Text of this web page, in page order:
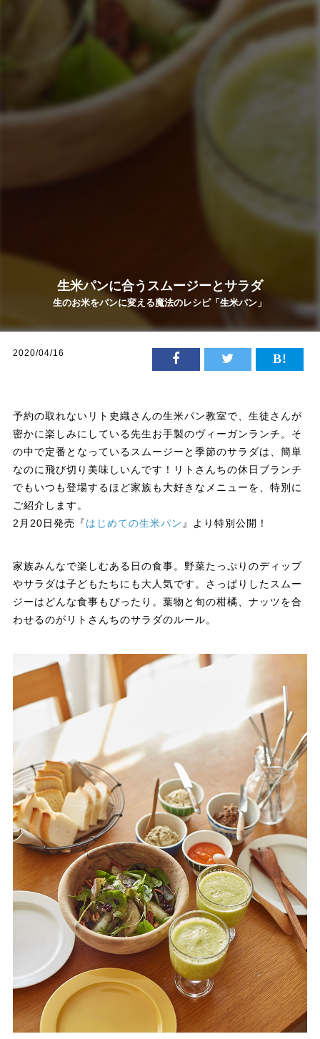
生米パンに合うスムージーとサラダ
生のお米をパンに変える魔法のレシピ「生米パン」
2020/04/16
予約の取れないリト史織さんの生米パン教室で、生徒さんが
密かに楽しみにしている先生お手製のヴィーガンランチ。そ
の中で定番となっているスムージーと季節のサラダは、簡単
なのに飛び切り美味しいんです！リトさんちの休日ブランチ
でもいつも登場するほど家族も大好きなメニューを、特別に
ご紹介します。
2月20日発売『はじめての生米パン』より特別公開！
家族みんなで楽しむある日の食事。野菜たっぷりのディップ
やサラダは子どもたちにも大人気です。さっぱりしたスムー
ジーはどんな食事もぴったり。葉物と旬の柑橘、ナッツを合
わせるのがリトさんちのサラダのルール。